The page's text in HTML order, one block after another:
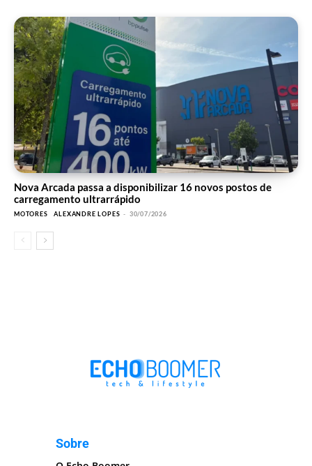
Nova Arcada passa a disponibilizar 16 novos postos de
carregamento ultrarrápido
MOTORES ALEXANDRE LOPES - 30/07/2026
Sobre